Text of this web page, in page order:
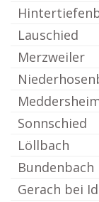
Lauschied
Merzweiler
Sonnschied
Löllbach
Bundenbach
Gerach bei